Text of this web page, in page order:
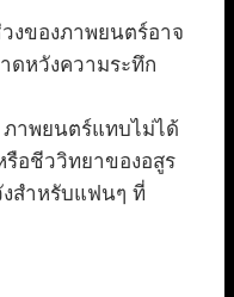
งของภาพยนตร์อาจ
ดหวังความระทึก
ภาพยนตร์แทบไม่ได้
อชีววิทยาของอสูร
สำหรับแฟนๆ ที่